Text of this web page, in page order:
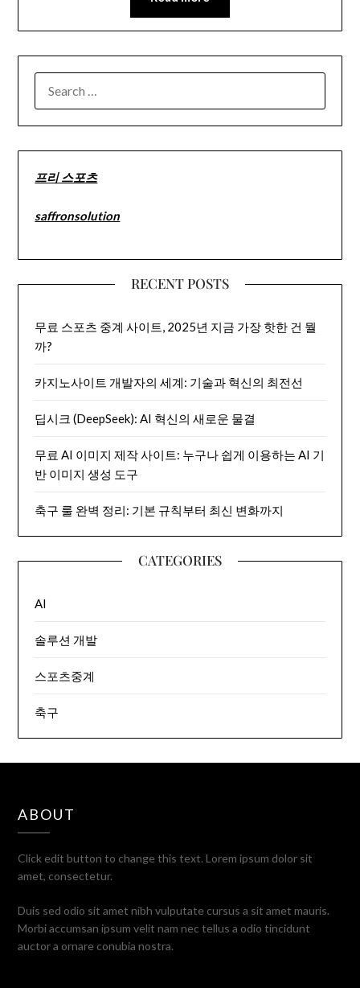
FOR:
프리 스포츠
saffronsolution
RECENT POSTS
무료 스포츠 중계 사이트, 2025년 지금 가장 핫한 건 뭘
까?
카지노사이트 개발자의 세계: 기술과 혁신의 최전선
딥시크 (DeepSeek): AI 혁신의 새로운 물결
무료 AI 이미지 제작 사이트: 누구나 쉽게 이용하는 AI 기
반 이미지 생성 도구
축구 룰 완벽 정리: 기본 규칙부터 최신 변화까지
CATEGORIES
AI
솔루션 개발
스포츠중계
축구
ABOUT
Click edit button to change this text. Lorem ipsum dolor sit
amet, consectetur.
Duis sed odio sit amet nibh vulputate cursus a sit amet mauris.
Morbi accumsan ipsum velit nam nec tellus a odio tincidunt
auctor a ornare conubia nostra.